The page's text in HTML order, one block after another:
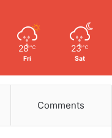
28 ℃
Fri
23 ℃
Sat
Comments